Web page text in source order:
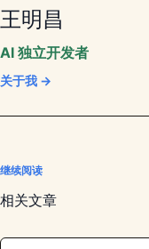
王明昌
AI 独立开发者
关于我 →
继续阅读
相关文章